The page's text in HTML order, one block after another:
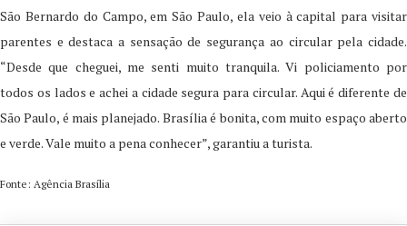
São Bernardo do Campo, em São Paulo, ela veio à capital para visitar
parentes e destaca a sensação de segurança ao circular pela cidade.
“Desde que cheguei, me senti muito tranquila. Vi policiamento por
todos os lados e achei a cidade segura para circular. Aqui é diferente de
São Paulo, é mais planejado. Brasília é bonita, com muito espaço aberto
e verde. Vale muito a pena conhecer”, garantiu a turista.
Fonte: Agência Brasília